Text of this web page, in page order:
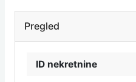
Pregled
ID nekretnine